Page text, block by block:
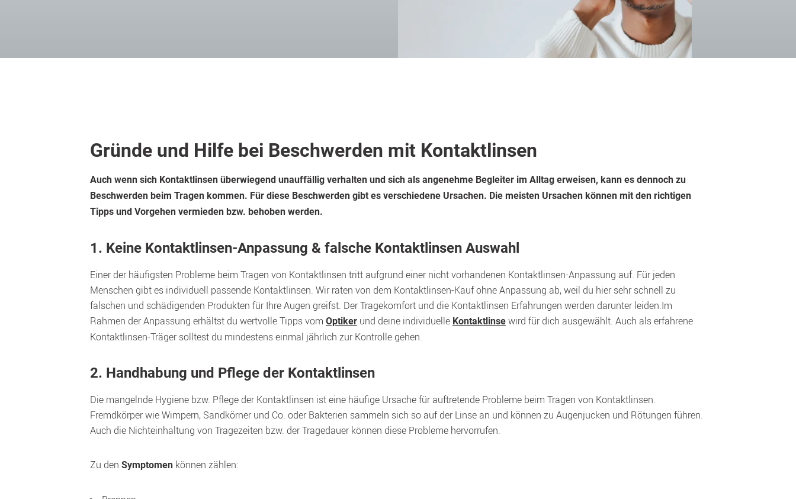
Gründe und Hilfe bei Beschwerden mit Kontaktlinsen
Auch wenn sich Kontaktlinsen überwiegend unauffällig verhalten und sich als angenehme Begleiter im Alltag erweisen, kann es dennoch zu
Beschwerden beim Tragen kommen. Für diese Beschwerden gibt es verschiedene Ursachen. Die meisten Ursachen können mit den richtigen
Tipps und Vorgehen vermieden bzw. behoben werden.
1. Keine Kontaktlinsen-Anpassung & falsche Kontaktlinsen Auswahl
Einer der häufigsten Probleme beim Tragen von Kontaktlinsen tritt aufgrund einer nicht vorhandenen Kontaktlinsen-Anpassung auf. Für jeden
Menschen gibt es individuell passende Kontaktlinsen. Wir raten von dem Kontaktlinsen-Kauf ohne Anpassung ab, weil du hier sehr schnell zu
falschen und schädigenden Produkten für Ihre Augen greifst. Der Tragekomfort und die Kontaktlinsen Erfahrungen werden darunter leiden.Im
Rahmen der Anpassung erhältst du wertvolle Tipps vom Optiker und deine individuelle Kontaktlinse wird für dich ausgewählt. Auch als erfahrene
2. Handhabung und Pflege der Kontaktlinsen
Die mangelnde Hygiene bzw. Pflege der Kontaktlinsen ist eine häufige Ursache für auftretende Probleme beim Tragen von Kontaktlinsen.
Fremdkörper wie Wimpern, Sandkörner und Co. oder Bakterien sammeln sich so auf der Linse an und können zu Augenjucken und Rötungen führen.
Auch die Nichteinhaltung von Tragezeiten bzw. der Tragedauer können diese Probleme hervorrufen.
Zu den Symptomen können zählen: